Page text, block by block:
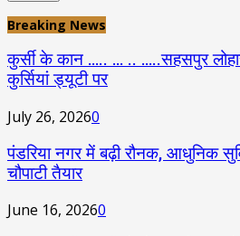
Breaking News
कुर्सी के कान ….. … .. …..सहसपुर
कुर्सियां ड्यूटी पर
July 26, 20260
पंडरिया नगर में बढ़ी रौनक, आधुनिक
चौपाटी तैयार
June 16, 20260